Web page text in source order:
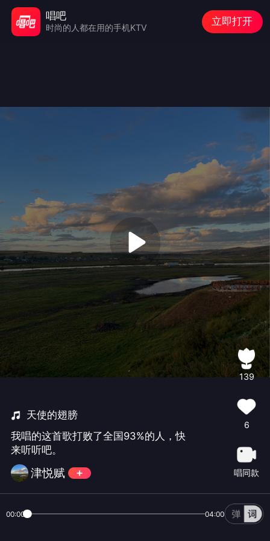
天使的翅膀
我唱的这首歌打败了全国93%的人，快
来听听吧。
津悦赋
139
6
唱同款
00:00 04:00
唱吧
时尚的人都在用的手机KTV
立即打开